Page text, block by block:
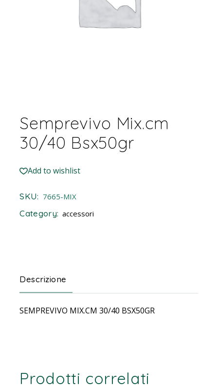
Semprevivo Mix.cm
30/40 Bsx50gr
Add to wishlist
SKU: 7665-MIX
Category: accessori
Descrizione
SEMPREVIVO MIX.CM 30/40 BSX50GR
Prodotti correlati